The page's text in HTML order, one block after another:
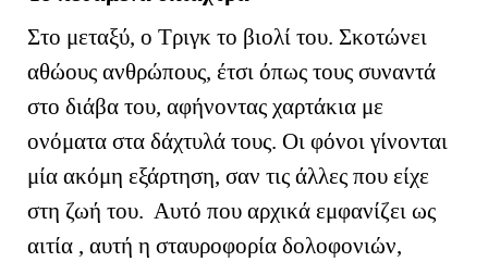
Στο μεταξύ, ο Τριγκ το βιολί του. Σκοτώνει
αθώους ανθρώπους, έτσι όπως τους συναντά
στο διάβα του, αφήνοντας χαρτάκια με
ονόματα στα δάχτυλά τους. Οι φόνοι γίνονται
μία ακόμη εξάρτηση, σαν τις άλλες που είχε
στη ζωή του. Αυτό που αρχικά εμφανίζει ως
αιτία , αυτή η σταυροφορία δολοφονιών,